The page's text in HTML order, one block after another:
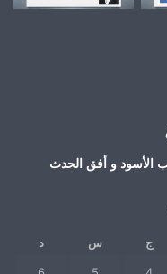
الأسود و أفق الحدث
ج س د